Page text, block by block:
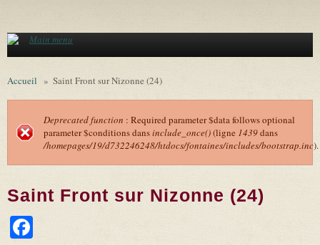
Main menu
Accueil » Saint Front sur Nizonne (24)
Message d'erreur
Deprecated function : Required parameter $data follows optional
parameter $conditions dansinclude_once()(ligne 1439dans
/homepages/19/d732246248/htdocs/fontaines/includes/bootstrap.inc).
Saint Front sur Nizonne (24)